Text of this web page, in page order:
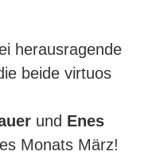
herausragende
beide virtuos
und Enes
Monats März!